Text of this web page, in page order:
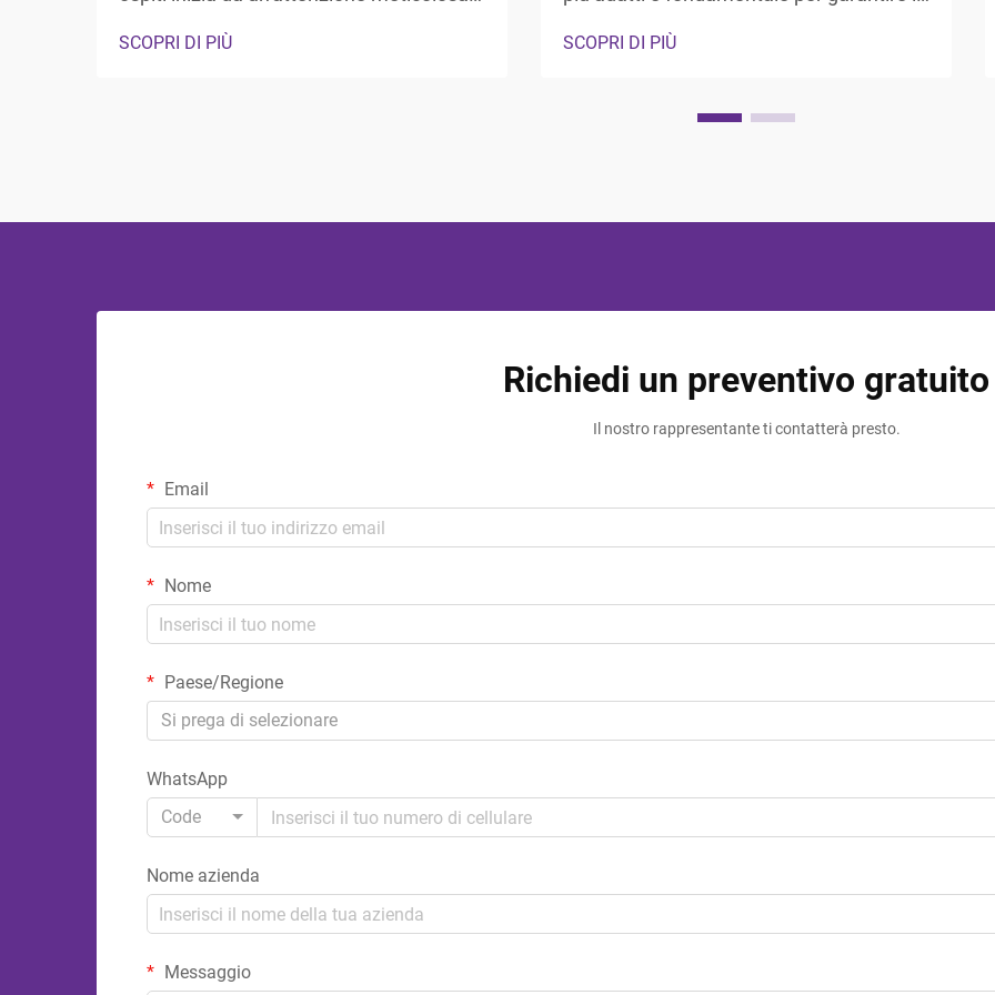
privati, dove gli ospiti si aspettano
SCOPRI DI PIÙ
operativa nel settore dell'ospitalità. I
approvvigionamenti devono fare i conti
SCOPRI DI PIÙ
Richiedi un preventivo gratuito
Il nostro rappresentante ti contatterà presto.
Email
Nome
Paese/Regione
Si prega di selezionare
WhatsApp
Code
Nome azienda
Messaggio